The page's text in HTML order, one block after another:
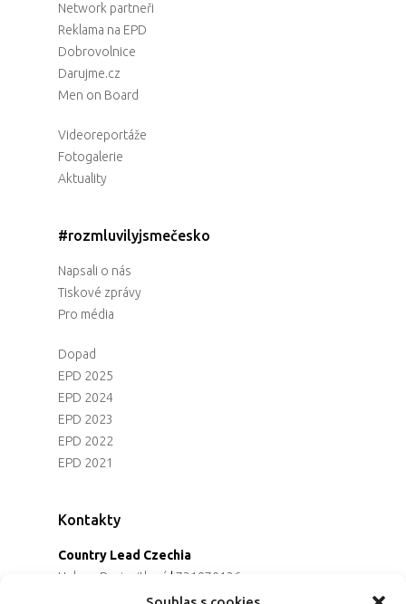
Network partneři
Reklama na EPD
Dobrovolnice
Darujme.cz
Men on Board
Videoreportáže
Fotogalerie
Aktuality
#rozmluvilyjsmečesko
Napsali o nás
Tiskové zprávy
Pro média
Dopad
EPD 2025
EPD 2024
EPD 2023
EPD 2022
EPD 2021
Kontakty
Country Lead Czechia
Helena Dreiseitlová | 731970136
Koordinátorka projektu